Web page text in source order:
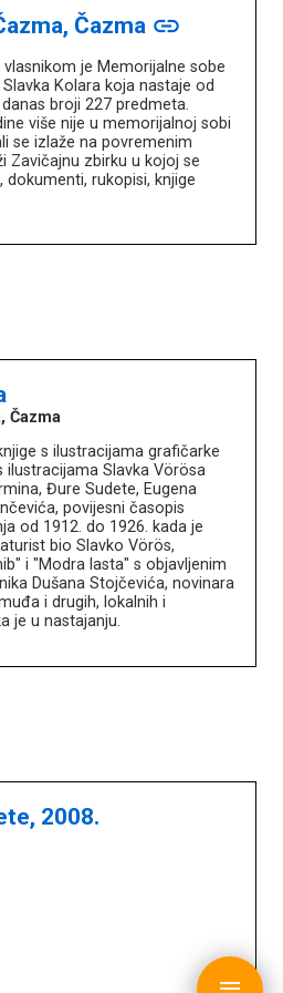
Čazma link
je Memorijalne sobe
Kolara koja nastaje od
broji 227 predmeta.
više nije u memorijalnoj sobi
se izlaže na povremenim
Zavičajnu zbirku u kojoj se
rukopisi, knjige
Čazma
s ilustracijama grafičarke
ilustracijama Slavka Vörösa
Đure Sudete, Eugena
povijesni časopis
od 1912. do 1926. kada je
bio Slavko Vörös,
i "Modra lasta" s objavljenim
Dušana Stojčevića, novinara
i drugih, lokalnih i
je u nastajanju.
2008.